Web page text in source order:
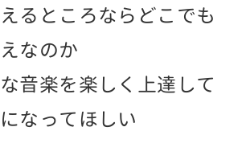
るところならどこでも
なのか
音楽を楽しく上達して
なってほしい